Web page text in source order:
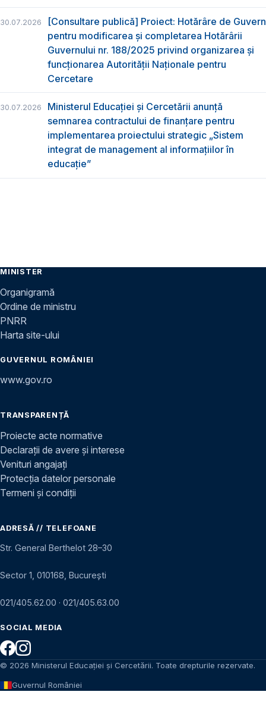
30.07.2026
[Consultare publică] Proiect: Hotărâre de Guvern
pentru modificarea și completarea Hotărârii
Guvernului nr. 188/2025 privind organizarea şi
funcţionarea Autorităţii Naţionale pentru
Cercetare
30.07.2026
Ministerul Educației și Cercetării anunță
semnarea contractului de finanțare pentru
implementarea proiectului strategic „Sistem
integrat de management al informațiilor în
educație”
MINISTER
Organigramă
Ordine de ministru
PNRR
Harta site-ului
GUVERNUL ROMÂNIEI
www.gov.ro
TRANSPARENȚĂ
Proiecte acte normative
Declarații de avere și interese
Venituri angajați
Protecția datelor personale
Termeni și condiții
ADRESĂ // TELEFOANE
Str. General Berthelot 28–30
Sector 1, 010168, București
021/405.62.00 · 021/405.63.00
SOCIAL MEDIA
© 2026 Ministerul Educației și Cercetării. Toate drepturile rezervate.
Guvernul României